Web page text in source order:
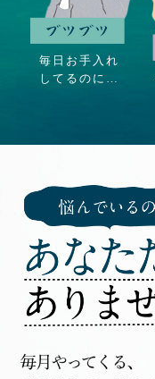
毎日お手入れ
してるのに…